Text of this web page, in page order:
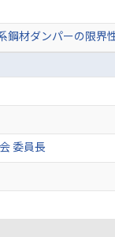
材ダンパーの限界
委員長